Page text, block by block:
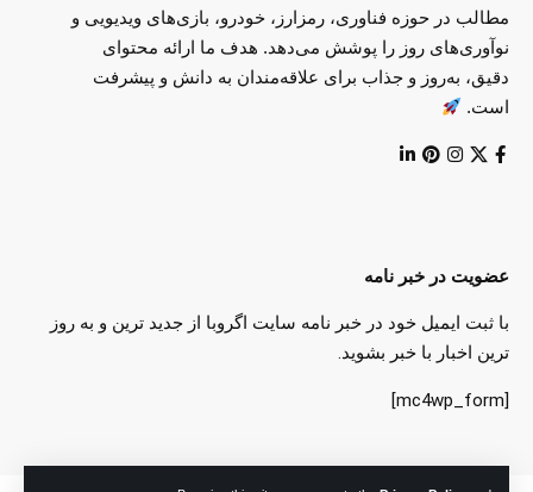
مطالب در حوزه فناوری، رمزارز، خودرو، بازی‌های ویدیویی و
نوآوری‌های روز را پوشش می‌دهد. هدف ما ارائه محتوای
دقیق، به‌روز و جذاب برای علاقه‌مندان به دانش و پیشرفت
است.
عضویت در خبر نامه
با ثبت ایمیل خود در خبر نامه سایت اگروبا از جدید ترین و به روز
ترین اخبار با خبر بشوید.
[mc4wp_form]